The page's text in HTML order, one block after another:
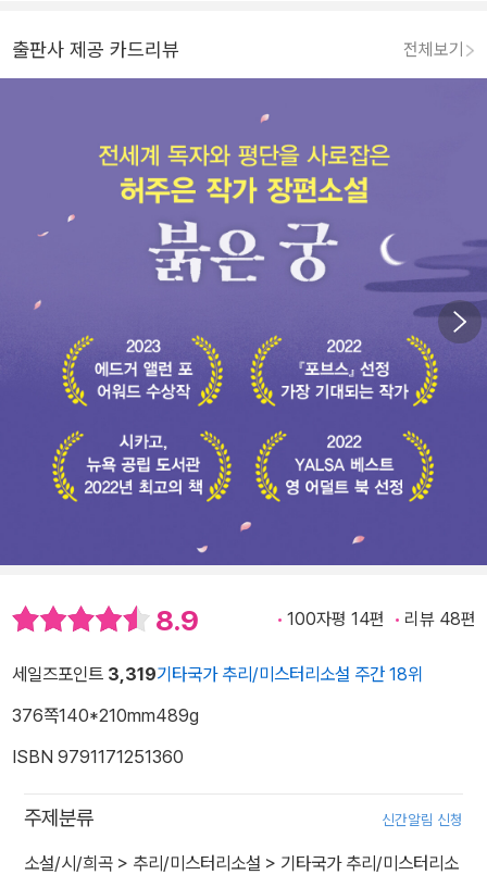
출판사 제공 카드리뷰 전체보기
8.9 100자평 14편 리뷰 48편
세일즈포인트 3,319기타국가 추리/미스터리소설 주간 18위
376쪽140*210mm489g
ISBN 9791171251360
주제분류 신간알림 신청
소설/시/희곡 > 추리/미스터리소설 > 기타국가 추리/미스터리소